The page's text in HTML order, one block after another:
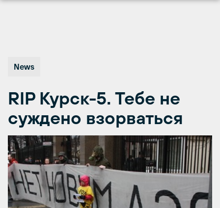
News
RIP Курск-5. Тебе не
суждено взорваться